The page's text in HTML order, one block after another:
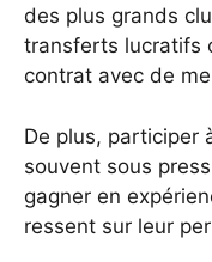
des plus grands
transferts lucratifs
contrat avec de
De plus, participer
souvent sous
gagner en
ressent sur leur